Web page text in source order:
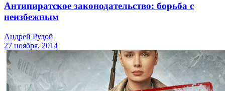
Антипиратское законодательство: борьба с
неизбежным
Андрей Рудой
27 ноября, 2014